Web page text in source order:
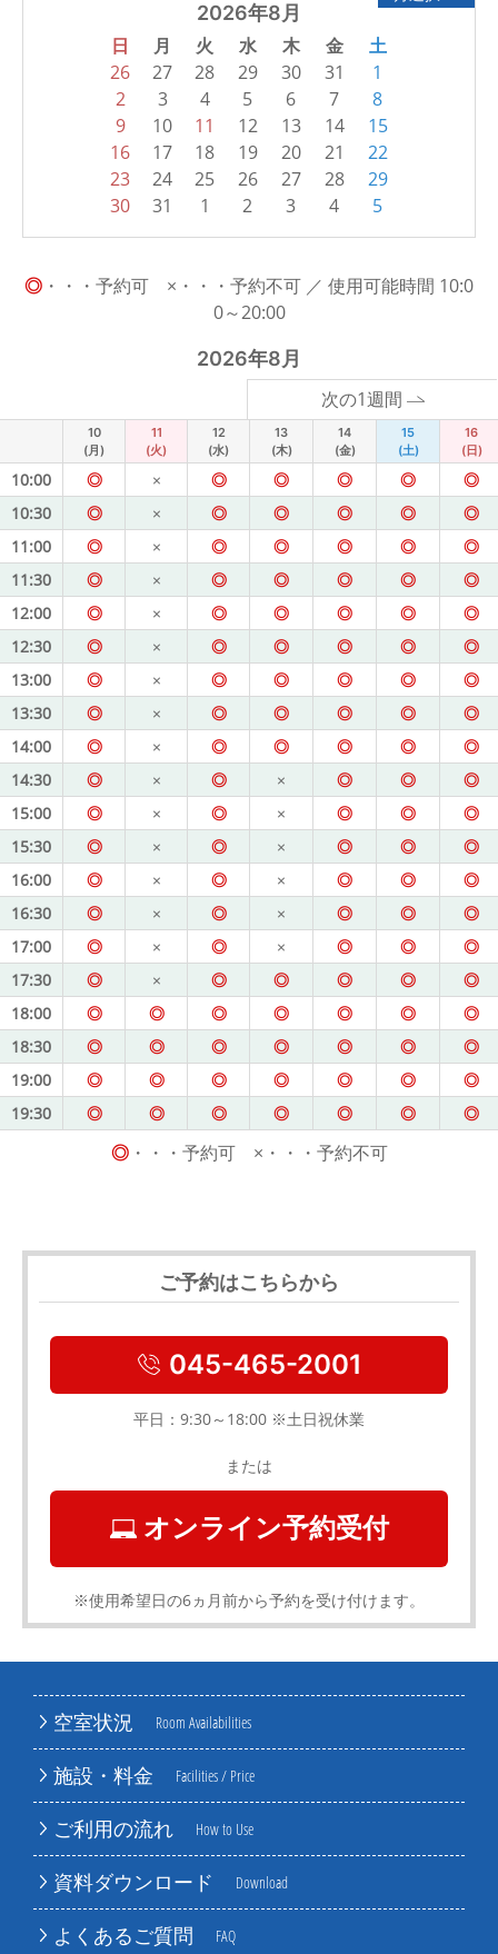
空室状況 Room Availabilities
施設・料金 Facilities / Price
ご利用の流れ How to Use
資料ダウンロード Download
よくあるご質問 FAQ
2026年8月
日 月 火 水 木 金 土
26 27 28 29 30 31
1
2
3 4 5 6 7
8
9
10 11 12 13 14
15
16
17 18 19 20 21
22
23
24 25 26 27 28
29
30
31 1 2 3 4 5
◎ ・・・予約可 ×・・・予約不可 ／ 使用可能時間 10:0
0～20:00
2026年8月
次の1週間
10
(月)
11
(火)
12
(水)
13
(木)
14
(金)
15
(土)
16
(日)
10:00 ◎ × ◎ ◎ ◎ ◎
◎
10:30
◎ × ◎ ◎ ◎ ◎
◎
11:00
◎ × ◎ ◎ ◎ ◎
◎
11:30
◎ × ◎ ◎ ◎ ◎
◎
12:00
◎ × ◎ ◎ ◎ ◎
◎
12:30
◎ × ◎ ◎ ◎ ◎
◎
13:00
◎ × ◎ ◎ ◎ ◎
◎
13:30
◎ × ◎ ◎ ◎ ◎
◎
14:00
◎ × ◎ ◎ ◎ ◎
◎
14:30
◎ × ◎ × ◎ ◎
◎
15:00
◎ × ◎ × ◎ ◎
◎
15:30
◎ × ◎ × ◎ ◎
◎
16:00
◎ × ◎ × ◎ ◎
◎
16:30
◎ × ◎ × ◎ ◎
◎
17:00
◎ × ◎ × ◎ ◎
◎
17:30
◎ × ◎ ◎ ◎ ◎
◎
18:00
◎ ◎ ◎ ◎ ◎ ◎
◎
18:30
◎ ◎ ◎ ◎ ◎ ◎
◎
19:00
◎ ◎ ◎ ◎ ◎ ◎
◎
19:30
◎ ◎ ◎ ◎ ◎ ◎ ◎
◎・・・予約可 ×・・・予約不可
ご予約はこちらから
045-465-2001
平日：9:30～18:00 ※土日祝休業
または
オンライン予約受付
※使用希望日の6ヵ月前から予約を受け付けます。